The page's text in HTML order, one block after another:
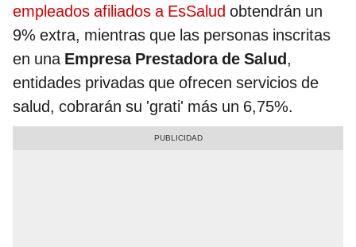
empleados afiliados a EsSalud obtendrán un
9% extra, mientras que las personas inscritas
en una Empresa Prestadora de Salud,
entidades privadas que ofrecen servicios de
salud, cobrarán su 'grati' más un 6,75%.